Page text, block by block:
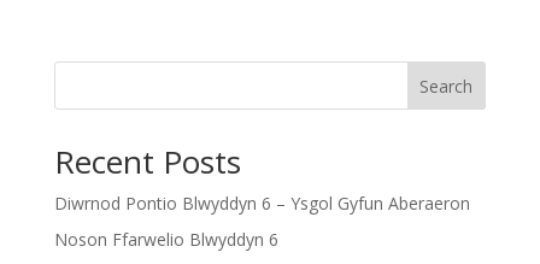
Search
Recent Posts
Diwrnod Pontio Blwyddyn 6 – Ysgol Gyfun Aberaeron
Noson Ffarwelio Blwyddyn 6